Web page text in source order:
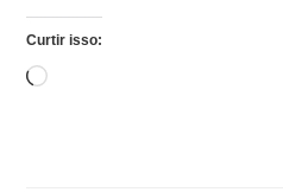
Curtir isso:
Carregando...